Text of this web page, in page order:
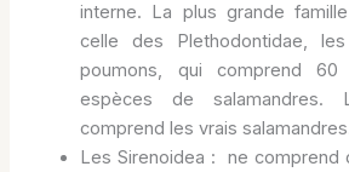
interne. La plus grande
celle des Plethodontidae,
poumons, qui comprend
espèces de salamandres.
comprend les vrais
Les Sirenoidea : ne comprend